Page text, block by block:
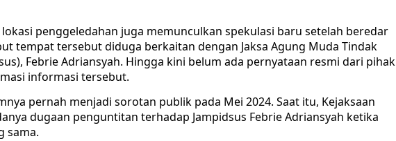
penggeledahan juga memunculkan spekulasi baru setelah beredar
tempat tersebut diduga berkaitan dengan Jaksa Agung Muda Tindak
Febrie Adriansyah. Hingga kini belum ada pernyataan resmi dari pihak
informasi tersebut.
pernah menjadi sorotan publik pada Mei 2024. Saat itu, Kejaksaan
dugaan penguntitan terhadap Jampidsus Febrie Adriansyah ketika
sama.